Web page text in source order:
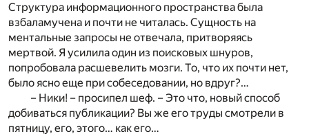
Структура информационного пространства была
взбаламучена и почти не читалась. Сущность на
ментальные запросы не отвечала, притворяясь
мертвой. Я усилила один из поисковых шнуров,
попробовала расшевелить мозги. То, что их почти нет,
было ясно еще при собеседовании, но вдруг?…
– Ники! – просипел шеф. – Это что, новый способ
добиваться публикации? Вы же его труды смотрели в
пятницу, его, этого… как его…